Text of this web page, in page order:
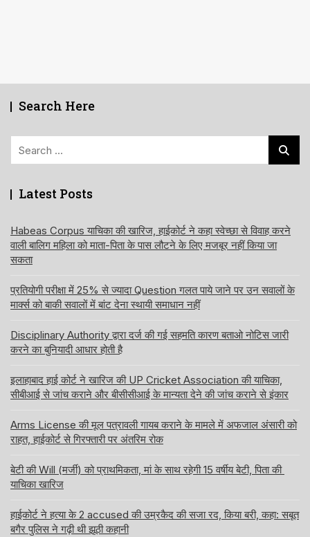
Search Here
Latest Posts
Habeas Corpus याचिका की खारिज, हाईकोर्ट ने कहा स्वेच्छा से विवाह करने
वाली बालिग महिला को माता-पिता के पास लौटने के लिए मजबूर नहीं किया जा
सकता
प्रतियोगी परीक्षा में 25% से ज्यादा Question गलत पाये जाने पर उन सवालों के
मार्क्स को बाकी सवालों में बांट देना स्थायी समाधान नहीं
Disciplinary Authority द्वारा दर्ज की गई सहमति कारण बताओ नोटिस जारी
करने का बुनियादी आधार होती है
इलाहाबाद हाई कोर्ट ने खारिज की UP Cricket Association की याचिका,
सीबीआई से जांच कराने और बीसीसीआई के मान्यता देने की जांच कराने से इंकार
Arms License की मूल पत्रावली गायब कराने के मामले में अफजाल अंसारी को
राहत, हाईकोर्ट से गिरफ्तारी पर अंतरिम रोक
बेटी की Will (मर्जी) को प्राथमिकता, मां के साथ रहेगी 15 वर्षीय बेटी, पिता की
याचिका खारिज
हाईकोर्ट ने हत्या के 2 accused की उम्रकैद की सजा रद, किया बरी, कहा: सबूत
बगैर पुलिस ने गढ़ी थी झूठी कहानी